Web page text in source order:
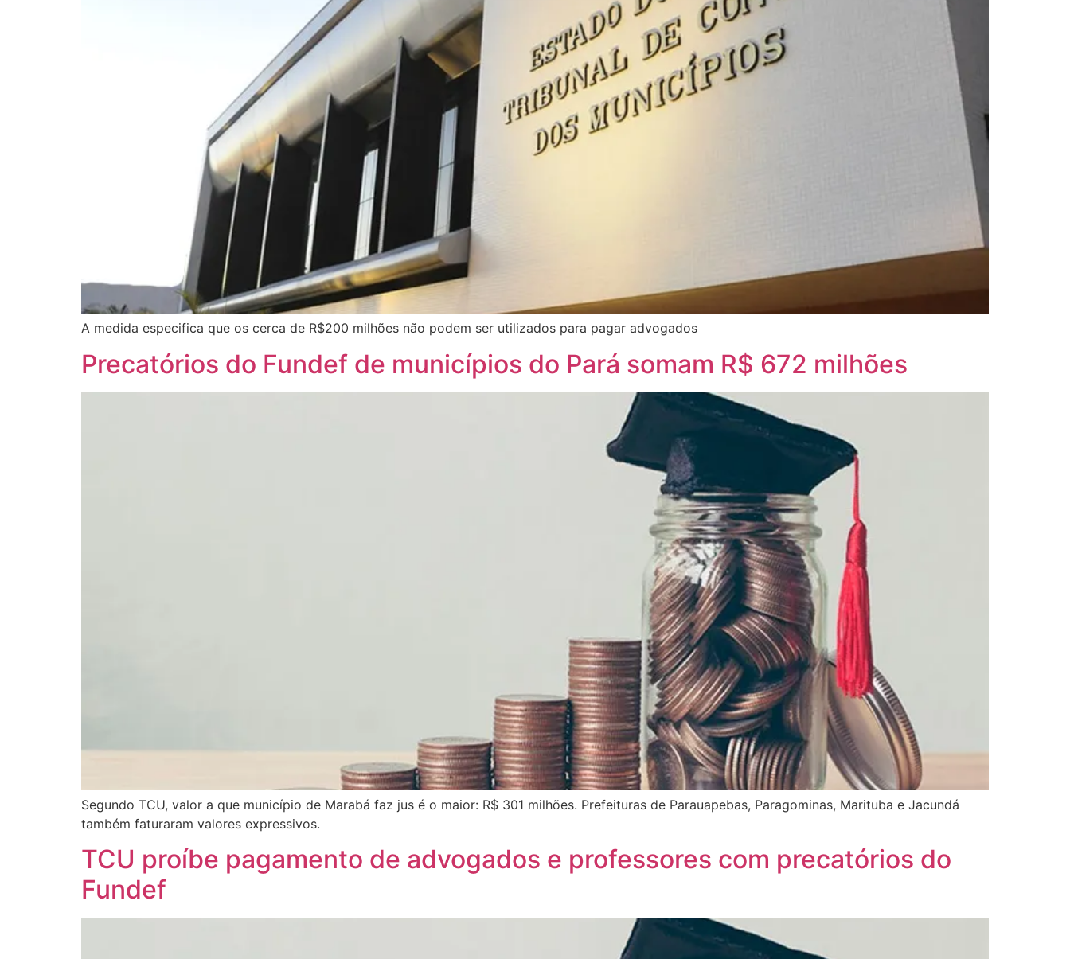
A medida especifica que os cerca de R$200 milhões não podem ser utilizados para pagar advogados
Precatórios do Fundef de municípios do Pará somam R$ 672 milhões
Segundo TCU, valor a que município de Marabá faz jus é o maior: R$ 301 milhões. Prefeituras de Parauapebas, Paragominas, Marituba e Jacundá
também faturaram valores expressivos.
TCU proíbe pagamento de advogados e professores com precatórios do
Fundef